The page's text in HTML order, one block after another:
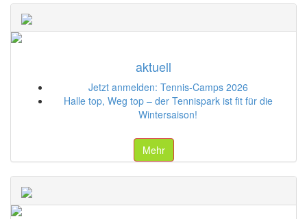
aktuell
Jetzt anmelden: Tennis-Camps 2026
Halle top, Weg top – der Tennispark ist fit für die
Wintersaison!
Mehr